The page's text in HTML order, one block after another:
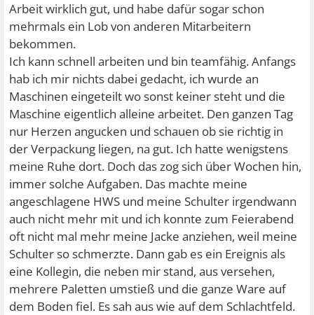
Arbeit wirklich gut, und habe dafür sogar schon
mehrmals ein Lob von anderen Mitarbeitern
bekommen.
Ich kann schnell arbeiten und bin teamfähig. Anfangs
hab ich mir nichts dabei gedacht, ich wurde an
Maschinen eingeteilt wo sonst keiner steht und die
Maschine eigentlich alleine arbeitet. Den ganzen Tag
nur Herzen angucken und schauen ob sie richtig in
der Verpackung liegen, na gut. Ich hatte wenigstens
meine Ruhe dort. Doch das zog sich über Wochen hin,
immer solche Aufgaben. Das machte meine
angeschlagene HWS und meine Schulter irgendwann
auch nicht mehr mit und ich konnte zum Feierabend
oft nicht mal mehr meine Jacke anziehen, weil meine
Schulter so schmerzte. Dann gab es ein Ereignis als
eine Kollegin, die neben mir stand, aus versehen,
mehrere Paletten umstieß und die ganze Ware auf
dem Boden fiel. Es sah aus wie auf dem Schlachtfeld.